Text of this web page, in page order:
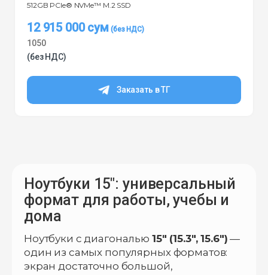
512GB PCIe® NVMe™ M.2 SSD
12 915 000сум
1050
(без НДС)
Заказать в ТГ
Ноутбуки 15″: универсальный
формат для работы, учебы и
дома
Ноутбуки с диагональю 15″ (15.3″, 15.6″) —
один из самых популярных форматов:
экран достаточно большой,